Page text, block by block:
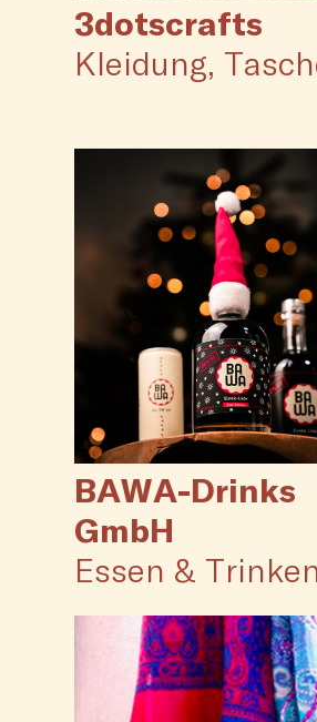
3dotscrafts
Kleidung
BAWA-Drinks
GmbH
Essen &